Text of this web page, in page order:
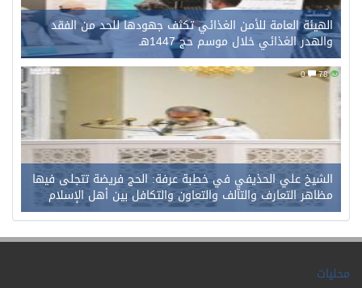
الهيئة العامة للأمن الغذائي تكثف جهودها للحد من الفقد
والهدر الغذائي خلال موسم حج 1447هـ
78
0
الشيخ علي الحذيفي في خطبة عرفة: الحج فريضة تتجلى فيها
مظاهر التعارف والتآلف والتعاون والتكافل بين أهل الإسلام
محليات